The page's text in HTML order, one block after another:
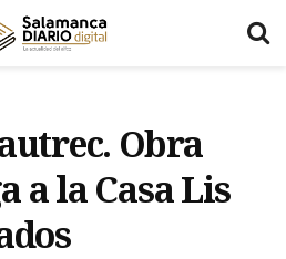
Obra
a la Casa Lis